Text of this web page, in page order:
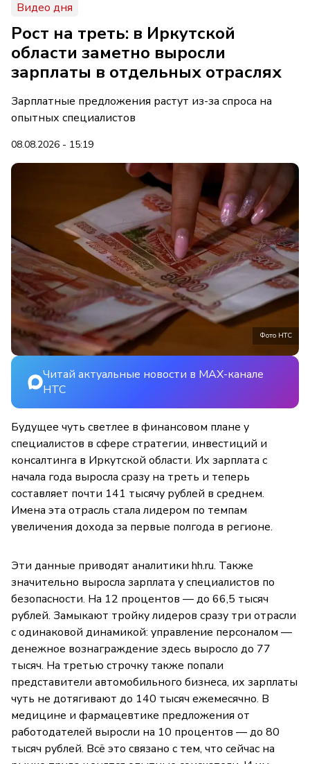
Видео дня
Рост на треть: в Иркутской
области заметно выросли
зарплаты в отдельных отраслях
Зарплатные предложения растут из-за спроса на
опытных специалистов
08.08.2026 - 15:19
Фото НТС
Читай актуальные новости в MAX-канале
НТС
Будущее чуть светлее в финансовом плане у
специалистов в сфере стратегии, инвестиций и
консалтинга в Иркутской области. Их зарплата с
начала года выросла сразу на треть и теперь
составляет почти 141 тысячу рублей в среднем.
Имена эта отрасль стала лидером по темпам
увеличения дохода за первые полгода в регионе.
Эти данные приводят аналитики hh.ru. Также
значительно выросла зарплата у специалистов по
безопасности. На 12 процентов — до 66,5 тысяч
рублей. Замыкают тройку лидеров сразу три отрасли
с одинаковой динамикой: управление персоналом —
денежное вознаграждение здесь выросло до 77
тысяч. На третью строчку также попали
представители автомобильного бизнеса, их зарплаты
чуть не дотягивают до 140 тысяч ежемесячно. В
медицине и фармацевтике предложения от
работодателей выросли на 10 процентов — до 80
тысяч рублей. Всё это связано с тем, что сейчас на